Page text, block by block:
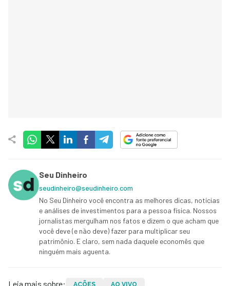
Seu Dinheiro
seudinheiro@seudinheiro.com
No Seu Dinheiro você encontra as melhores dicas, notícias
e análises de investimentos para a pessoa física. Nossos
jornalistas mergulham nos fatos e dizem o que acham que
você deve (e não deve) fazer para multiplicar seu
patrimônio. E claro, sem nada daquele economês que
ninguém mais aguenta.
Leia mais sobre: AÇÕES
AO VIVO